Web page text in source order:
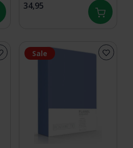
100x200 556 Grey
34,95
Sale